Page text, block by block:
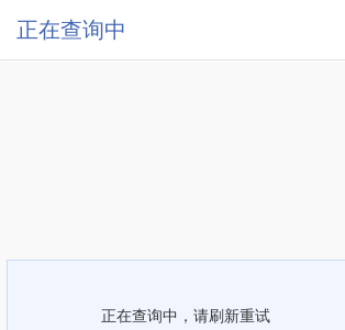
正在查询中
正在查询中，请刷新重试